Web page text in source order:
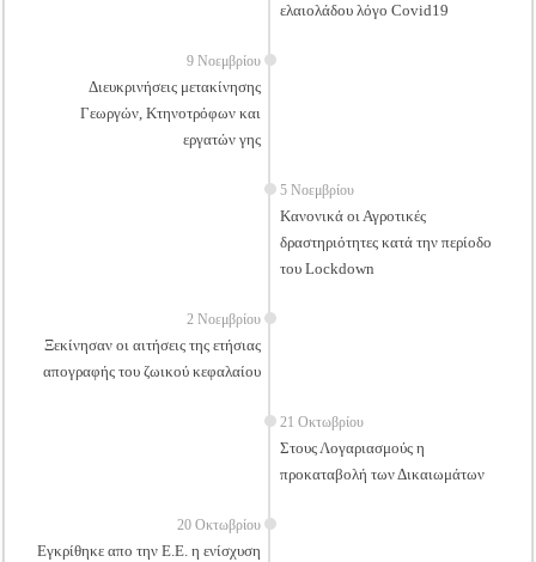
ελαιολάδου λόγο Covid19
9 Νοεμβρίου
Διευκρινήσεις μετακίνησης
Γεωργών, Κτηνοτρόφων και
εργατών γης
5 Νοεμβρίου
Κανονικά οι Αγροτικές
δραστηριότητες κατά την περίοδο
του Lockdown
2 Νοεμβρίου
Ξεκίνησαν οι αιτήσεις της ετήσιας
απογραφής του ζωικού κεφαλαίου
21 Οκτωβρίου
Στους Λογαριασμούς η
προκαταβολή των Δικαιωμάτων
20 Οκτωβρίου
Εγκρίθηκε απο την Ε.Ε. η ενίσχυση